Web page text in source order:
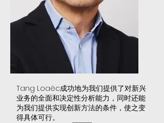
Tang Loaëc成功地为我们提供了对新兴
业务的全面和决定性分析能力，同时还能
为我们提供实现创新方法的条件，使之变
得具体可行。